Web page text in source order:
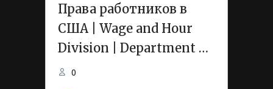
Права работников в
США | Wage and Hour
Division | Department of
Labor
0